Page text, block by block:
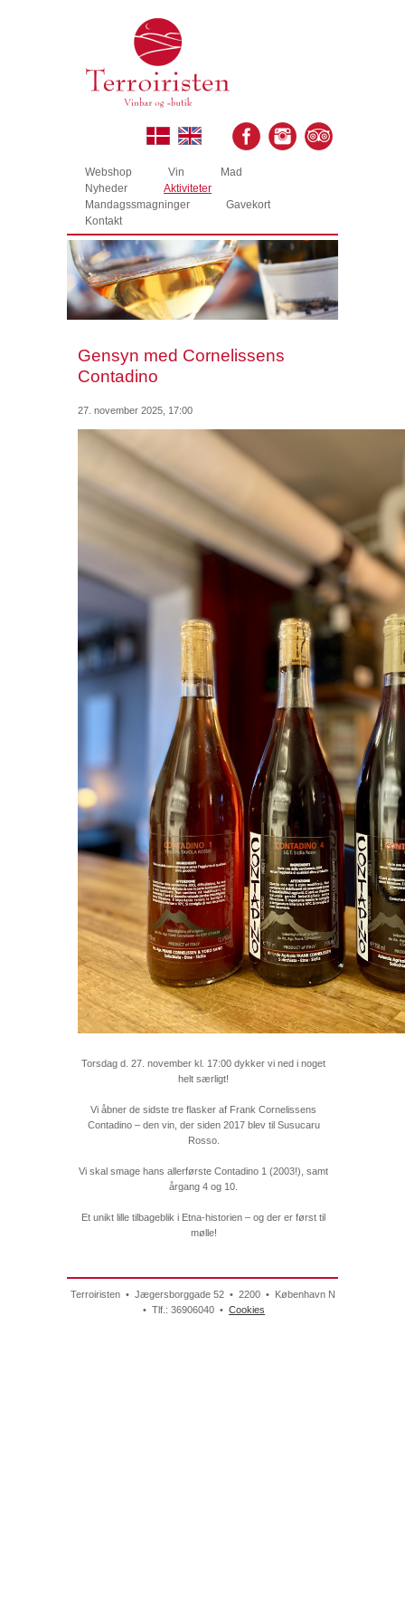
Webshop Vin
Mad
Nyheder
Aktiviteter
Mandagssmagninger
Gavekort
Kontakt
Gensyn med Cornelissens
Contadino
27. november 2025, 17:00
Torsdag d. 27. november kl. 17:00 dykker vi ned i noget
helt særligt!
Vi åbner de sidste tre flasker af Frank Cornelissens
Contadino – den vin, der siden 2017 blev til Susucaru
Rosso.
Vi skal smage hans allerførste Contadino 1 (2003!), samt
årgang 4 og 10.
Et unikt lille tilbageblik i Etna-historien – og der er først til
mølle!
Terroiristen • Jægersborggade 52 • 2200 • København N
• Tlf.: 36906040 • Cookies